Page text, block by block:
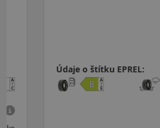
Údaje o štítku EPREL: